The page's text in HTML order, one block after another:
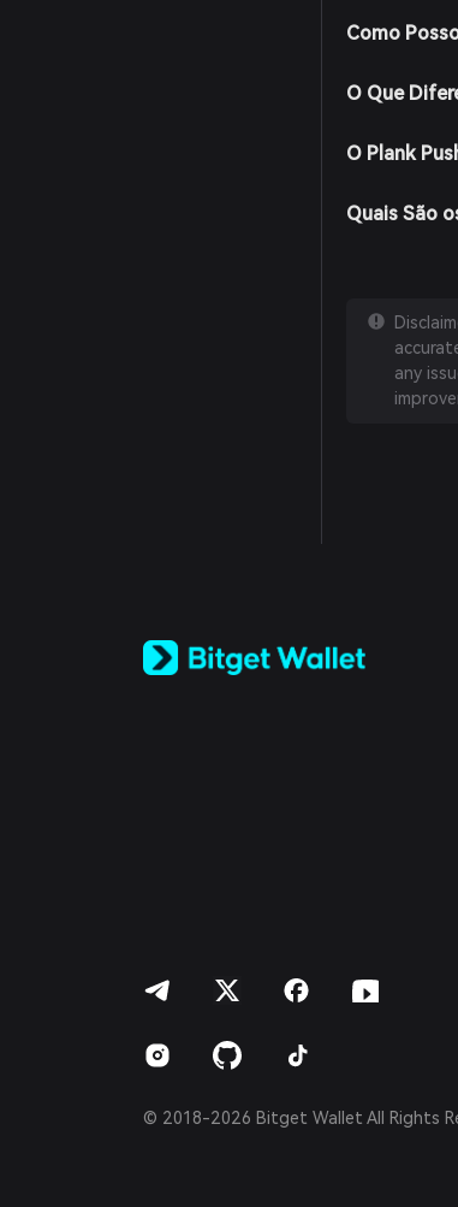
Como
O Que
O Plank
Quais São
any
Español (Latinoamérica)
© 2018-2026 Bitget Wallet All Rights